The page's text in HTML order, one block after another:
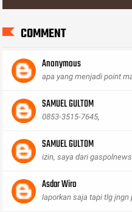
COMMENT
Anonymous
apa yang menjadi point
SAMUEL GULTOM
0853-3515-7645,
SAMUEL GULTOM
izin, saya dari
Asdar Wiro
laporkan saja tapi tlg jngn